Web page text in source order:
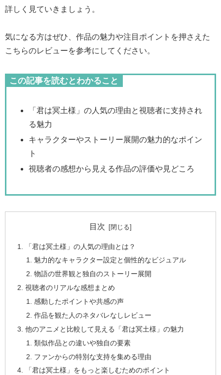
詳しく見ていきましょう。
気になる方はぜひ、作品の魅力や注目ポイントを押さえた
こちらのレビューを参考にしてください。
この記事を読むとわかること
「君は冥土様」の人気の理由と視聴者に支持され
る魅力
キャラクターやストーリー展開の魅力的なポイン
ト
視聴者の感想から見える作品の評価や見どころ
目次
「君は冥土様」の人気の理由とは？
魅力的なキャラクター設定と個性的なビジュアル
物語の世界観と独自のストーリー展開
視聴者のリアルな感想まとめ
感動したポイントや共感の声
作品を観た人のネタバレなしレビュー
他のアニメと比較して見える「君は冥土様」の魅力
類似作品との違いや独自の要素
ファンからの特別な支持を集める理由
「君は冥土様」をもっと楽しむためのポイント